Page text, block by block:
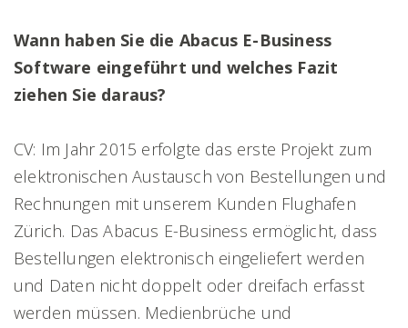
Wann haben Sie die Abacus E-Business
Software eingeführt und welches Fazit
ziehen Sie daraus?
CV: Im Jahr 2015 erfolgte das erste Projekt zum
elektronischen Austausch von Bestellungen und
Rechnungen mit unserem Kunden Flughafen
Zürich. Das Abacus E-Business ermöglicht, dass
Bestellungen elektronisch eingeliefert werden
und Daten nicht doppelt oder dreifach erfasst
werden müssen. Medienbrüche und